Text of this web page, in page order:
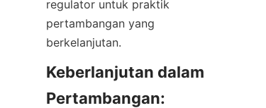
regulator untuk praktik
pertambangan yang
Keberlanjutan dalam
Pertambangan: